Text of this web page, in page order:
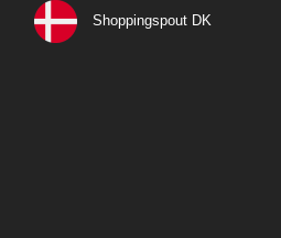
Shoppingspout DK